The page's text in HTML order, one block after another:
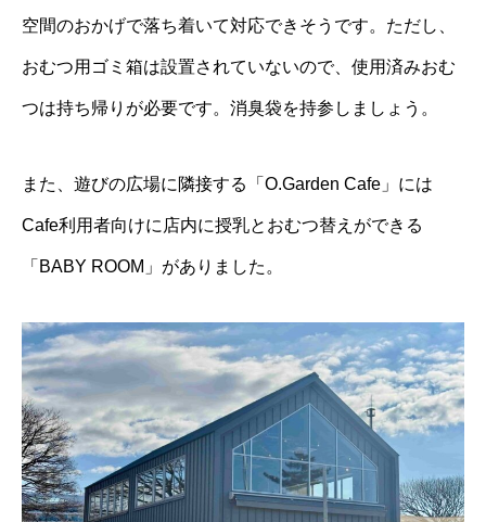
空間のおかげで落ち着いて対応できそうです。ただし、
おむつ用ゴミ箱は設置されていないので、使用済みおむ
つは持ち帰りが必要です。消臭袋を持参しましょう。
また、遊びの広場に隣接する「O.Garden Cafe」には
Cafe利用者向けに店内に授乳とおむつ替えができる
「BABY ROOM」がありました。